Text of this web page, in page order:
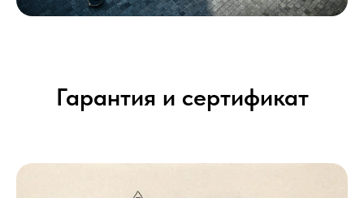
Гарантия и сертификат